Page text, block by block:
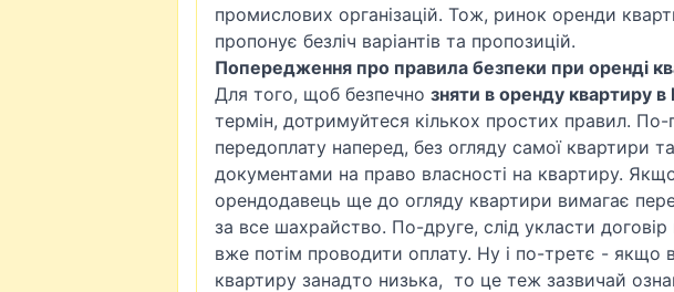
промислових організацій. Тож, ринок оренди
пропонує безліч варіантів та пропозицій.
Попередження про правила безпеки при оренді
Для того, щоб безпечно зняти в оренду квартиру в
термін, дотримуйтеся кількох простих правил. По-
передоплату наперед, без огляду самої квартири
документами на право власності на квартиру.
орендодавець ще до огляду квартири вимагає
за все шахрайство. По-друге, слід укласти
вже потім проводити оплату. Ну і по-третє - якщо
квартиру занадто низька, то це теж зазвичай